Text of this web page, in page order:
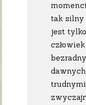
tak silny
jest